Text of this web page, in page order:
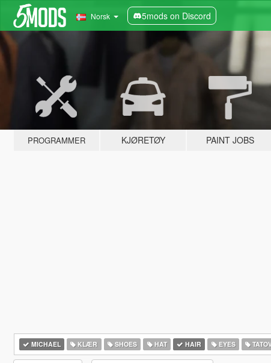
Norsk 5mods on Discord
PROGRAMMER KJØRETØY PAINT JOBS
MICHAEL KLÆR SHOES HAT HAIR EYES